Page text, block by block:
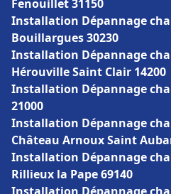
Fenouillet 31150
Installation Dépannage
Bouillargues 30230
Installation Dépannage
Hérouville Saint Clair 14200
Installation Dépannage
21000
Installation Dépannage
Château Arnoux Saint
Installation Dépannage
Rillieux la Pape 69140